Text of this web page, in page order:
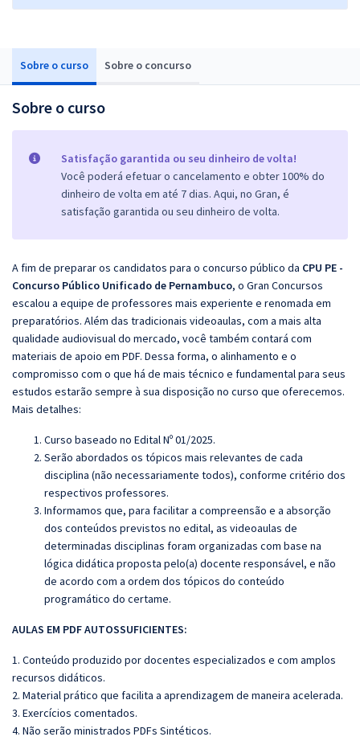
Sobre o curso Sobre o concurso
Sobre o curso
Satisfação garantida ou seu dinheiro de volta!
Você poderá efetuar o cancelamento e obter 100% do
dinheiro de volta em até 7 dias. Aqui, no Gran, é
satisfação garantida ou seu dinheiro de volta.
A fim de preparar os candidatos para o concurso público da CPU PE -
Concurso Público Unificado de Pernambuco, o Gran Concursos
escalou a equipe de professores mais experiente e renomada em
preparatórios. Além das tradicionais videoaulas, com a mais alta
qualidade audiovisual do mercado, você também contará com
materiais de apoio em PDF. Dessa forma, o alinhamento e o
compromisso com o que há de mais técnico e fundamental para seus
estudos estarão sempre à sua disposição no curso que oferecemos.
Mais detalhes:
Curso baseado no Edital Nº 01/2025.
Serão abordados os tópicos mais relevantes de cada
disciplina (não necessariamente todos), conforme critério dos
respectivos professores.
Informamos que, para facilitar a compreensão e a absorção
dos conteúdos previstos no edital, as videoaulas de
determinadas disciplinas foram organizadas com base na
lógica didática proposta pelo(a) docente responsável, e não
de acordo com a ordem dos tópicos do conteúdo
programático do certame.
AULAS EM PDF AUTOSSUFICIENTES:
1. Conteúdo produzido por docentes especializados e com amplos
recursos didáticos.
2. Material prático que facilita a aprendizagem de maneira acelerada.
3. Exercícios comentados.
4. Não serão ministrados PDFs Sintéticos.